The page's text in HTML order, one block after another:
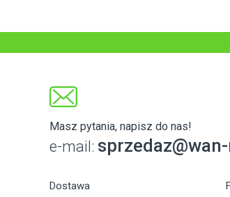
Masz pytania, napisz do nas!
e-mail:
Dostawa